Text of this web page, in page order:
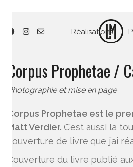
Réalisations
Corpus Prophetae /
Photographie et mise en page
Corpus Prophetae est le
Matt Verdier. C’est aussi la
couverture de livre que j’ai
Couverture du livre publié